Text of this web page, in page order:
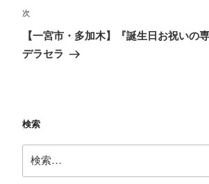
ビ
ゲ
ー
稿
次
の
投
次
【一宮市・多加木】『誕生日お祝いの
デラセラ
検索
検